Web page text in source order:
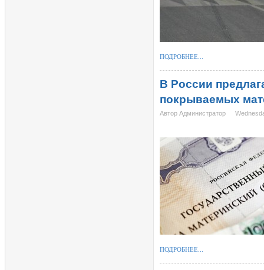
ПОДРОБНЕЕ...
В России
покрываемых
Автор Администратор
ПОДРОБНЕЕ...